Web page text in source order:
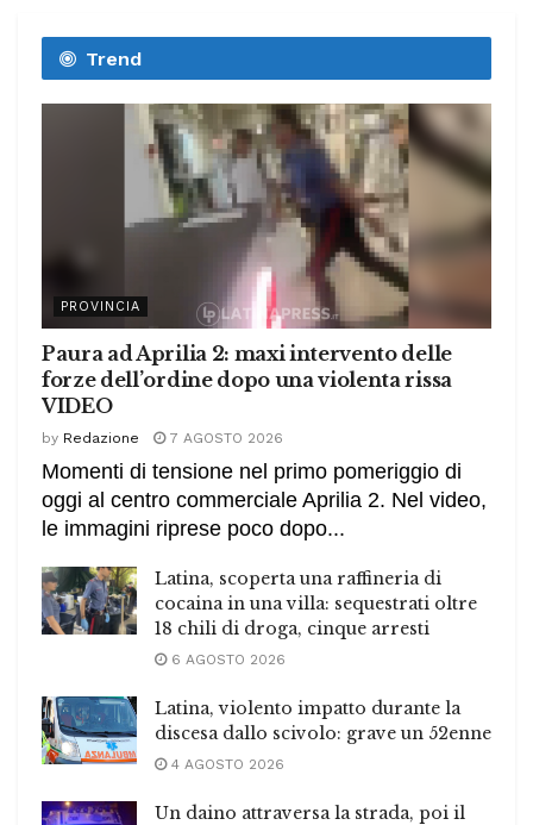
Trend
PROVINCIA
Paura ad Aprilia 2: maxi intervento delle
forze dell’ordine dopo una violenta rissa
VIDEO
by Redazione 7 AGOSTO 2026
Momenti di tensione nel primo pomeriggio di
oggi al centro commerciale Aprilia 2. Nel video,
le immagini riprese poco dopo...
Latina, scoperta una raffineria di
cocaina in una villa: sequestrati oltre
18 chili di droga, cinque arresti
6 AGOSTO 2026
Latina, violento impatto durante la
discesa dallo scivolo: grave un 52enne
4 AGOSTO 2026
Un daino attraversa la strada, poi il